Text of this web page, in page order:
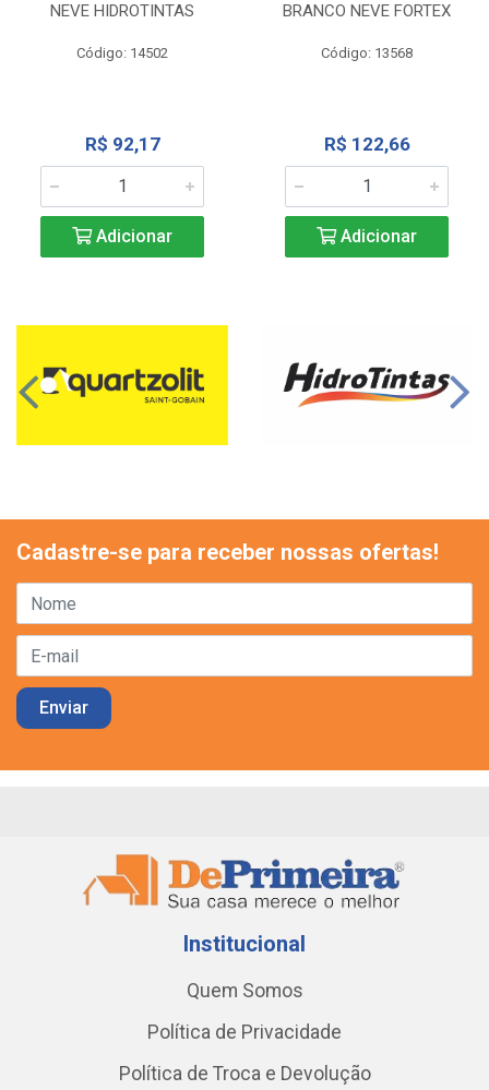
NEVE HIDROTINTAS
Código: 14502
R$ 92,17
Adicionar
BRANCO NEVE FORTEX
Código: 13568
R$ 122,66
Adicionar
Cadastre-se para receber nossas ofertas!
Institucional
Quem Somos
Política de Privacidade
Política de Troca e Devolução